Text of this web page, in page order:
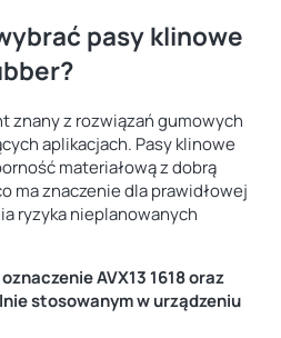
pasy klinowe
znany z rozwiązań gumowych
aplikacjach. Pasy klinowe
materiałową z dobrą
ma znaczenie dla prawidłowej
ryzyka nieplanowanych
AVX13 1618 oraz
stosowanym w urządzeniu